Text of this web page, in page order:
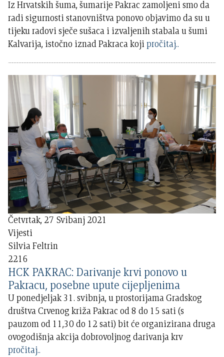
Iz Hrvatskih šuma, šumarije Pakrac zamoljeni smo da
radi sigurnosti stanovništva ponovo objavimo da su u
tijeku radovi sječe sušaca i izvaljenih stabala u šumi
Kalvarija, istočno iznad Pakraca kojipročitaj..
Četvrtak, 27 Svibanj 2021
Vijesti
Silvia Feltrin
2216
HCK PAKRAC: Darivanje krvi ponovo u
Pakracu, posebne upute cijepljenima
U ponedjeljak 31. svibnja, u prostorijama Gradskog
društva Crvenog križa Pakrac od 8 do 15 sati (s
pauzom od 11,30 do 12 sati) bit će organizirana druga
ovogodišnja akcija dobrovoljnog darivanja krv
pročitaj..